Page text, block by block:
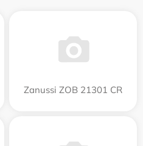
Zanussi ZOB 21301 CR